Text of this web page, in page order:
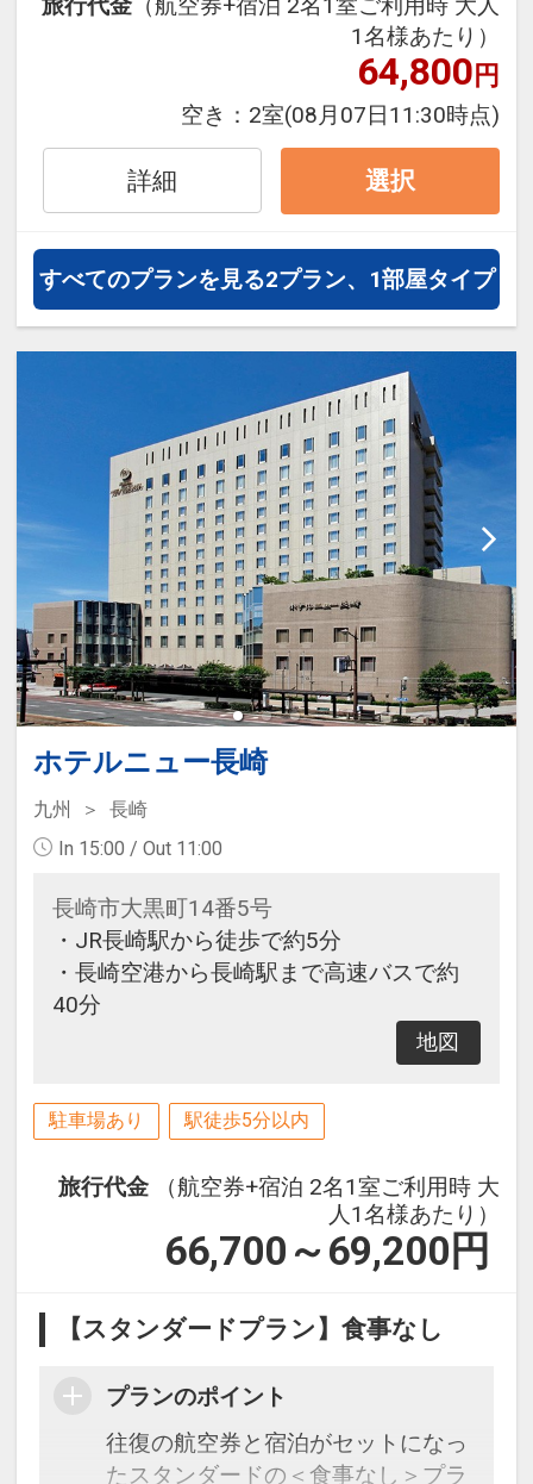
泊・飛び泊なども自由自在です。
JALマイレージ会員の方にはフライ
トマイルが50%貯まります。
■朝食のご案内
地元長崎の郷土料理や定番メニュー
が並ぶ25品以上の和洋バイキング形
長崎皿うどん、五島うどん、島原ひ
ょっつるなど長崎ならではの郷土の
料理が人気です。
□時間：07:00～09:00（ラストオー
■大浴場のご案内
ゆったりとした浴槽と洗い場を備え
た、シティホテルとしては本格的な
大浴場です。
団体専用貸切大浴場は完全予約制と
なります。
□営業時間：16:00～24:00/翌朝
05:30～09:00
■送迎のご案内
スが運行しています。
運航時間や乗車場所などは、直接ホ
■施設使用料のご案内
添い寝幼児（1～5歳の未就学児）
す。お1人様1泊あたり1,100円（税
旅行代金 （航空券+宿泊 2名1室ご利用時 大人
1名様あたり）
64,800円
空き： 2室(08月07日11:30時点)
詳細 選択
すべてのプランを見る2プラン、1部屋タイプ
ホテルニュー長崎
九州
長崎
In 15:00 / Out 11:00
長崎市大黒町14番5号
・JR長崎駅から徒歩で約5分
・長崎空港から長崎駅まで高速バスで約
40分
地図
駐車場あり 駅徒歩5分以内
旅行代金
（航空券+宿泊 2名1室ご利用時 大
人1名様あたり）
66,700～69,200 円
【スタンダードプラン】食事なし
プランのポイント
往復の航空券と宿泊がセットになっ
たスタンダードの＜食事なし＞プラ